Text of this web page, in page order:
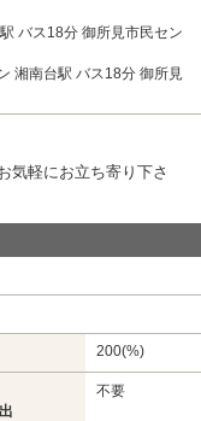
バス18分 御所見市民セン
湘南台駅 バス18分 御所見
気軽にお立ち寄り下さ
200(%)
不要